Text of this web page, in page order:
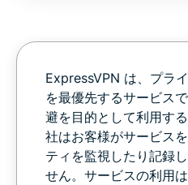
ExpressVPN は、プラ
を最優先するサービス
避を目的として利用す
社はお客様がサービス
ティを監視したり記録
せん。サービスの利用